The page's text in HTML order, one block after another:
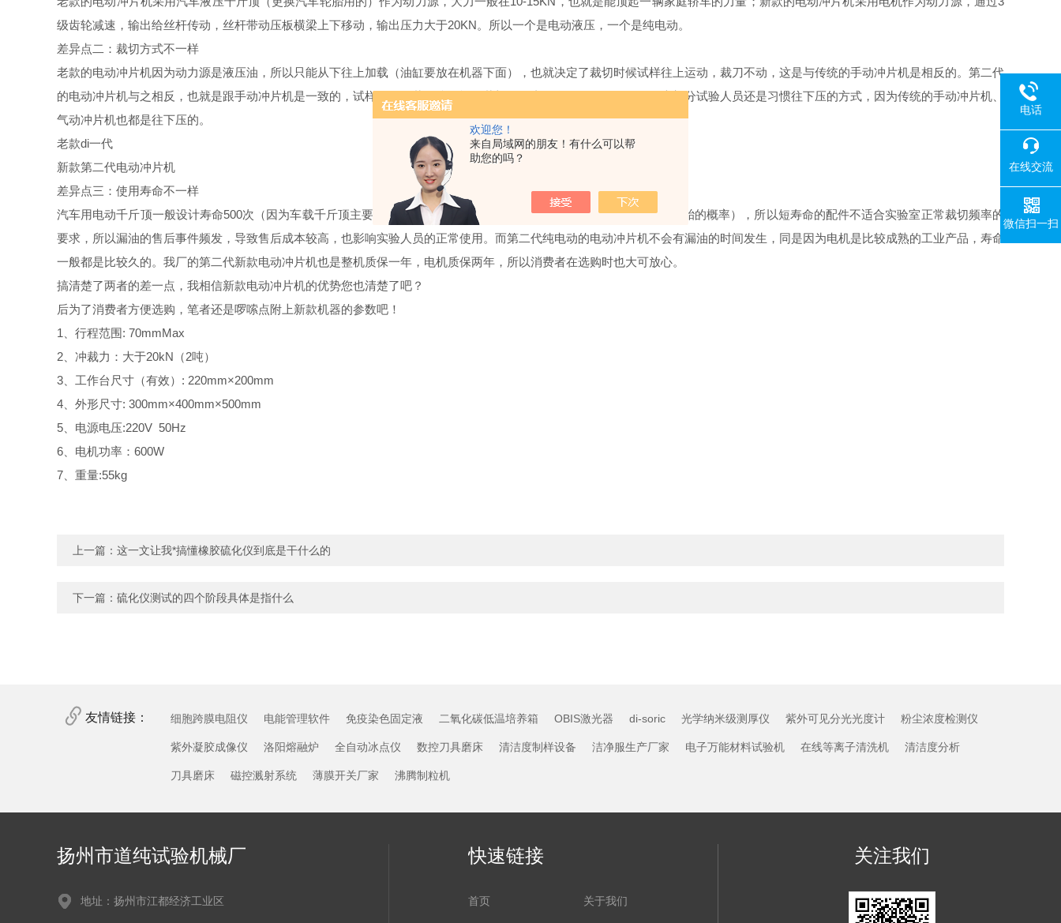
欢迎您！
来自局域网的朋友！有什么可以帮
助您的吗？
级齿轮减速，输出给丝杆传动，丝杆带动压板横梁上下移动，输出压力大于20KN。所以一个是电动液压，一个是纯电动。
差异点二：裁切方式不一样
老款的电动冲片机因为动力源是液压油，所以只能从下往上加载（油缸要放在机器下面），也就决定了裁切时候试样往上运动，裁刀不动，这是与传统的手动冲片机是相反的。第二代
的电动冲片机与之相反，也就是跟手动冲片机是一致的，试样不动，裁刀往下运动裁切。两者没有原则的区别，只是大部分试验人员还是习惯往下压的方式，因为传统的手动冲片机、
气动冲片机也都是往下压的。
老款di一代
新款第二代电动冲片机
差异点三：使用寿命不一样
汽车用电动千斤顶一般设计寿命500次（因为车载千斤顶主要是换轮胎的，一台家用轿车使用寿命内一般只会有几次换轮胎的概率），所以短寿命的配件不适合实验室正常裁切频率的
要求，所以漏油的售后事件频发，导致售后成本较高，也影响实验人员的正常使用。而第二代纯电动的电动冲片机不会有漏油的时间发生，同是因为电机是比较成熟的工业产品，寿命
一般都是比较久的。我厂的第二代新款电动冲片机也是整机质保一年，电机质保两年，所以消费者在选购时也大可放心。
搞清楚了两者的差一点，我相信新款电动冲片机的优势您也清楚了吧？
后为了消费者方便选购，笔者还是啰嗦点附上新款机器的参数吧！
1、行程范围: 70mmMax
2、冲裁力：大于20kN（2吨）
3、工作台尺寸（有效）: 220mm×200mm
4、外形尺寸: 300mm×400mm×500mm
5、电源电压:220V 50Hz
6、电机功率：600W
7、重量:55kg
上一篇： 这一文让我*搞懂橡胶硫化仪到底是干什么的
下一篇： 硫化仪测试的四个阶段具体是指什么
友情链接： 细胞跨膜电阻仪 电能管理软件 免疫染色固定液 二氧化碳低温培养箱 OBIS激光器 di-soric 光学纳米级测厚仪 紫外可见分光光度计 粉尘浓度检测仪
紫外凝胶成像仪 洛阳熔融炉 全自动冰点仪 数控刀具磨床 清洁度制样设备 洁净服生产厂家 电子万能材料试验机 在线等离子清洗机 清洁度分析
刀具磨床 磁控溅射系统 薄膜开关厂家 沸腾制粒机
扬州市道纯试验机械厂
地址：扬州市江都经济工业区
快速链接
首页 关于我们
关注我们
电话
在线交流
微信扫一扫